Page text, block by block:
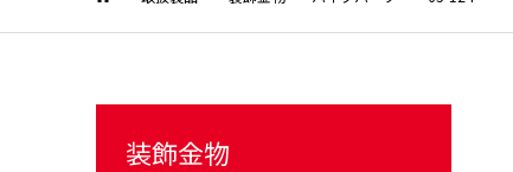
装飾金物